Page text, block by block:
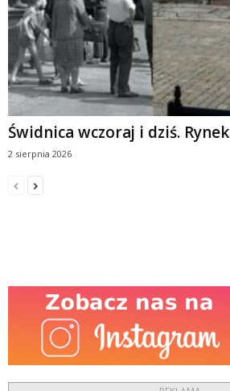
Świdnica wczoraj i dziś. Rynek
2 sierpnia 2026